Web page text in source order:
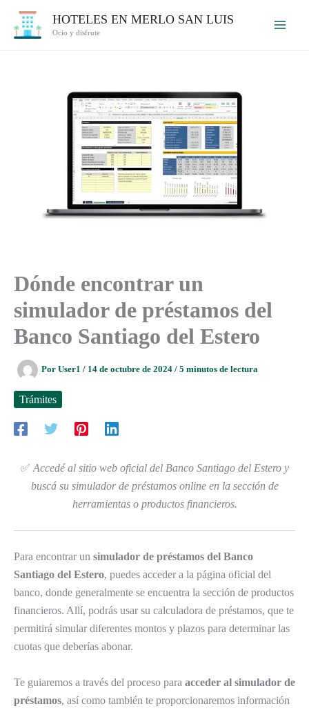
HOTELES EN MERLO SAN LUIS
Ocio y disfrute
Dónde encontrar un
simulador de préstamos del
Banco Santiago del Estero
Por User1 / 14 de octubre de 2024 / 5 minutos de lectura
Trámites
✅ Accedé al sitio web oficial del Banco Santiago del Estero y
buscá su simulador de préstamos online en la sección de
herramientas o productos financieros.
Para encontrar un simulador de préstamos del Banco
Santiago del Estero, puedes acceder a la página oficial del
banco, donde generalmente se encuentra la sección de productos
financieros. Allí, podrás usar su calculadora de préstamos, que te
permitirá simular diferentes montos y plazos para determinar las
cuotas que deberías abonar.
Te guiaremos a través del proceso para acceder al simulador de
préstamos, así como también te proporcionaremos información